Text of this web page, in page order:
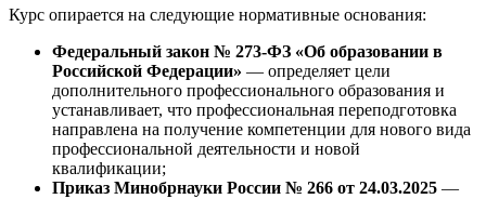
Курс опирается на следующие нормативные основания:
Федеральный закон № 273-ФЗ «Об образовании в
Российской Федерации» — определяет цели
дополнительного профессионального образования и
устанавливает, что профессиональная переподготовка
направлена на получение компетенции для нового вида
профессиональной деятельности и новой
квалификации;
Приказ Минобрнауки России № 266 от 24.03.2025 —